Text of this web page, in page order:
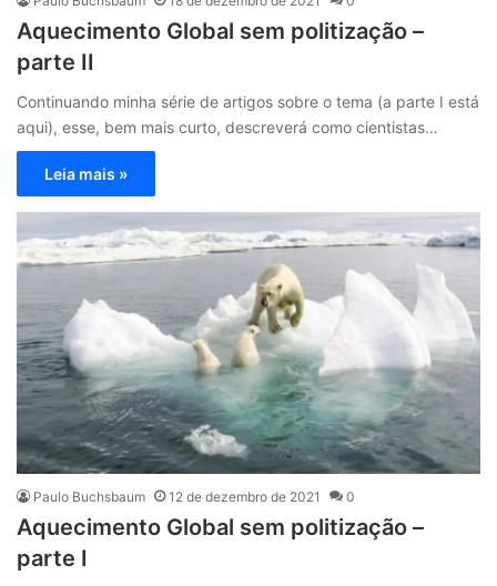
Aquecimento Global sem politização –
parte II
Continuando minha série de artigos sobre o tema (a parte I está
aqui), esse, bem mais curto, descreverá como cientistas…
Leia mais »
Paulo Buchsbaum 12 de dezembro de 2021 0
Aquecimento Global sem politização –
parte I